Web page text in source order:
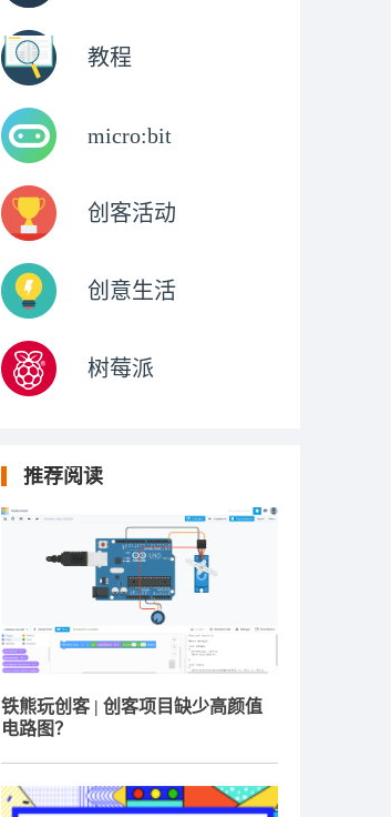
教程
micro:bit
创客活动
创意生活
树莓派
推荐阅读
铁熊玩创客 | 创客项目缺少高颜值
电路图？